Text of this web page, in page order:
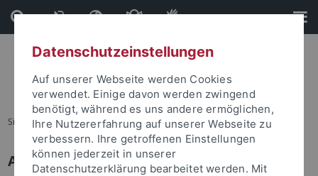
Direkt
zum
Inhalt
Direkt
zur
Fußleiste
Sie sind hier: Startseite
Anmelden
Datenschutzeinstellungen
Auf unserer Webseite werden Cookies
verwendet. Einige davon werden zwingend
benötigt, während es uns andere ermöglichen,
Ihre Nutzererfahrung auf unserer Webseite zu
verbessern. Ihre getroffenen Einstellungen
können jederzeit in unserer
Datenschutzerklärung bearbeitet werden. Mit